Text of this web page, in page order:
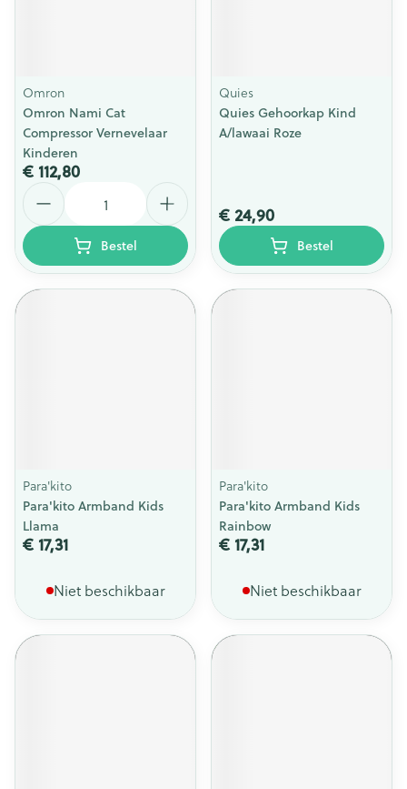
Omron
Omron Nami Cat
Compressor Vernevelaar
Kinderen
€ 112,80
Bestel
Quies
Quies Gehoorkap Kind
A/lawaai Roze
€ 24,90
Bestel
Para'kito
Para'kito Armband Kids
Llama
€ 17,31
Niet beschikbaar
Para'kito
Para'kito Armband Kids
Rainbow
€ 17,31
Niet beschikbaar